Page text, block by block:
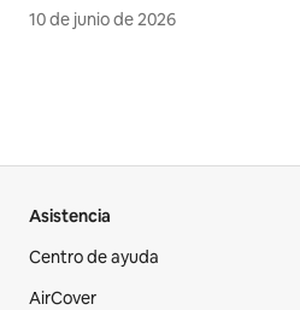
10 de junio de 2026
Asistencia
Centro de ayuda
AirCover